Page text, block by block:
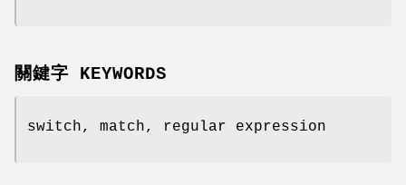
關鍵字 KEYWORDS
switch, match, regular expression